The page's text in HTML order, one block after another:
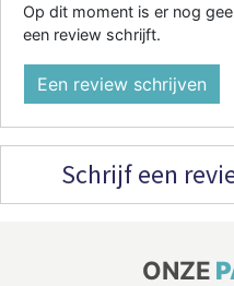
Op dit moment is er nog
een review schrijft.
Een review schrijven
Schrijf een
ONZE